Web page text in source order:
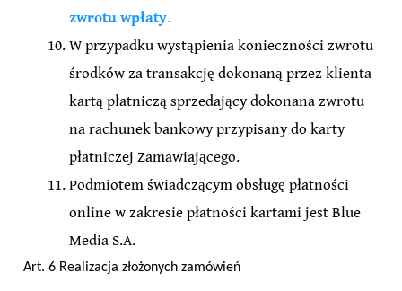
zwrotu wpłaty.
W przypadku wystąpienia konieczności zwrotu
środków za transakcję dokonaną przez klienta
kartą płatniczą sprzedający dokonana zwrotu
na rachunek bankowy przypisany do karty
płatniczej Zamawiającego.
Podmiotem świadczącym obsługę płatności
online w zakresie płatności kartami jest Blue
Media S.A.
Art. 6 Realizacja złożonych zamówień